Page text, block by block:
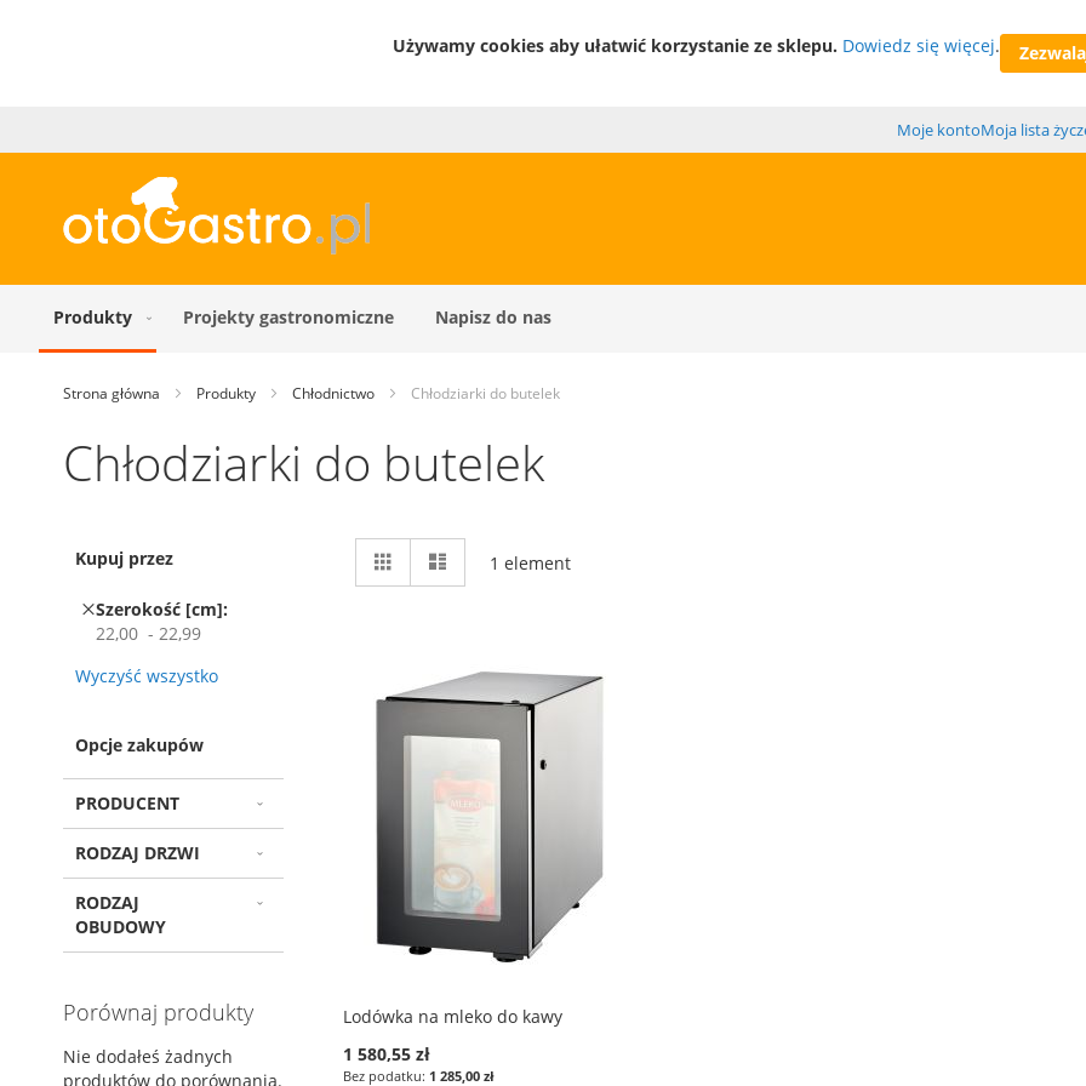
Używamy cookies aby ułatwić korzystanie ze sklepu. Dowiedz się więcej.
Moje kontoMoja lista
Produkty Projekty gastronomiczne Napisz do nas
Strona główna Produkty Chłodnictwo Chłodziarki do butelek
Chłodziarki do butelek
Zobacz
jako
Siatka 1 element
Lodówka na mleko do kawy
1 580,55 zł
1 285,00 zł
Kupuj przez
Szerokość [cm]
22,00 - 22,99
Usuń
ten
Wyczyść wszystko
Opcje zakupów
PRODUCENT
RODZAJ DRZWI
RODZAJ
OBUDOWY
Porównaj produkty
Nie dodałeś żadnych
produktów do porównania.